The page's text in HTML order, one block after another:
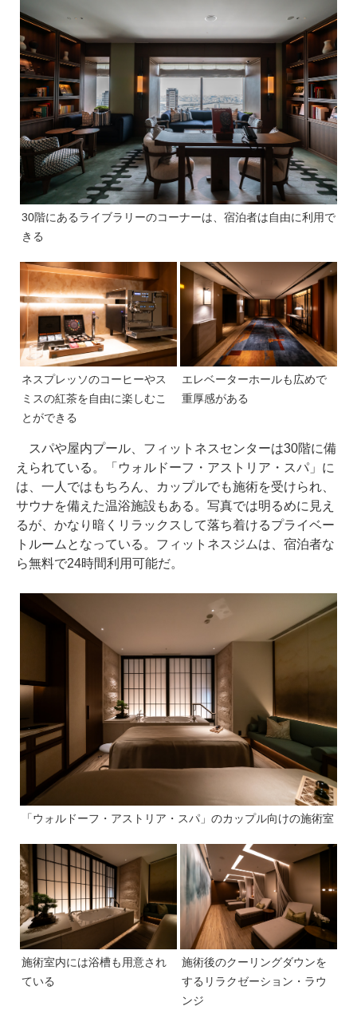
30階にあるライブラリーのコーナーは、宿泊者は自由に利用で
きる
ネスプレッソのコーヒーやス
ミスの紅茶を自由に楽しむこ
とができる
エレベーターホールも広めで
重厚感がある
スパや屋内プール、フィットネスセンターは30階に備
えられている。「ウォルドーフ・アストリア・スパ」に
は、一人ではもちろん、カップルでも施術を受けられ、
サウナを備えた温浴施設もある。写真では明るめに見え
るが、かなり暗くリラックスして落ち着けるプライベー
トルームとなっている。フィットネスジムは、宿泊者な
ら無料で24時間利用可能だ。
「ウォルドーフ・アストリア・スパ」のカップル向けの施術室
施術室内には浴槽も用意され
ている
施術後のクーリングダウンを
するリラクゼーション・ラウ
ンジ